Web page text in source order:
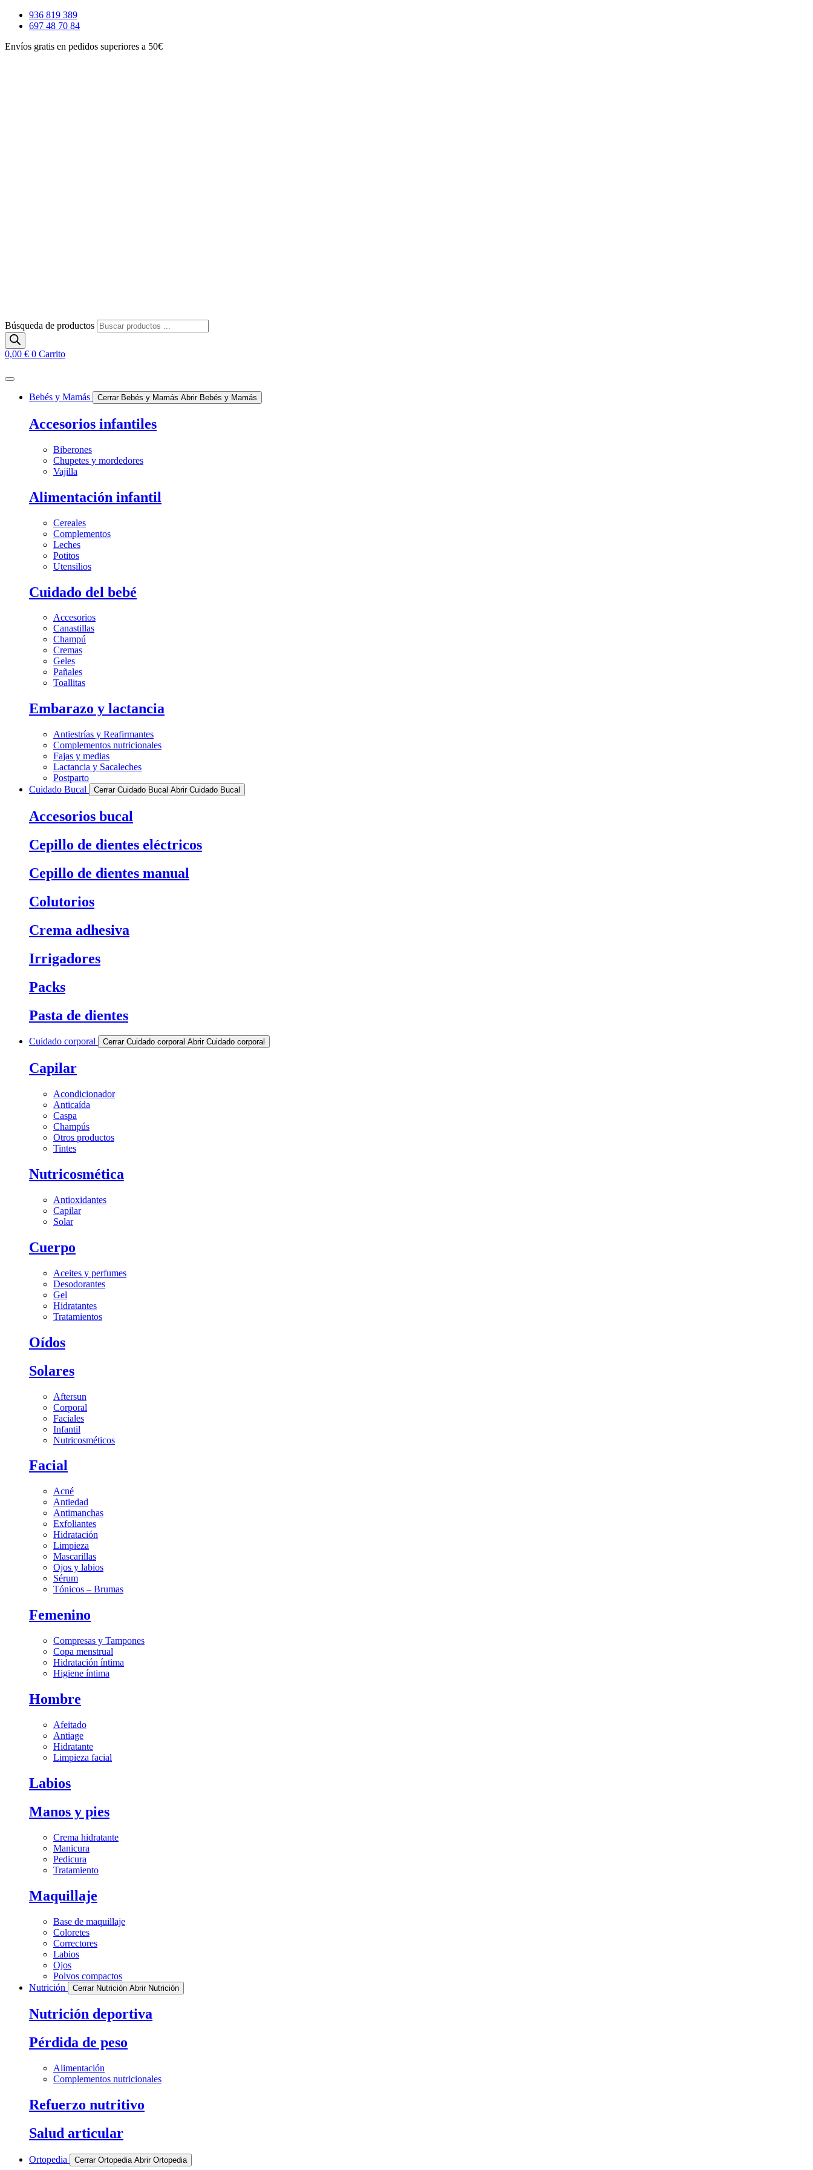
936 819 389
697 48 70 84
Envíos gratis en pedidos superiores a 50€
Búsqueda de productos
0,00 € 0 Carrito
Bebés y Mamás Cerrar Bebés y Mamás Abrir Bebés y Mamás
Accesorios infantiles
Biberones
Chupetes y mordedores
Vajilla
Alimentación infantil
Cereales
Complementos
Leches
Potitos
Utensilios
Cuidado del bebé
Accesorios
Canastillas
Champú
Cremas
Geles
Pañales
Toallitas
Embarazo y lactancia
Antiestrías y Reafirmantes
Complementos nutricionales
Fajas y medias
Lactancia y Sacaleches
Postparto
Cuidado Bucal
Cerrar Cuidado Bucal Abrir Cuidado Bucal
Accesorios bucal
Cepillo de dientes eléctricos
Cepillo de dientes manual
Colutorios
Crema adhesiva
Irrigadores
Packs
Pasta de dientes
Cuidado corporal Cerrar Cuidado corporal Abrir Cuidado corporal
Capilar
Acondicionador
Anticaída
Caspa
Champús
Otros productos
Tintes
Nutricosmética
Antioxidantes
Capilar
Solar
Cuerpo
Aceites y perfumes
Desodorantes
Gel
Hidratantes
Tratamientos
Oídos
Solares
Aftersun
Corporal
Faciales
Infantil
Nutricosméticos
Facial
Acné
Antiedad
Antimanchas
Exfoliantes
Hidratación
Limpieza
Mascarillas
Ojos y labios
Sérum
Tónicos – Brumas
Femenino
Compresas y Tampones
Copa menstrual
Hidratación íntima
Higiene íntima
Hombre
Afeitado
Antiage
Hidratante
Limpieza facial
Labios
Manos y pies
Crema hidratante
Manicura
Pedicura
Tratamiento
Maquillaje
Base de maquillaje
Coloretes
Correctores
Labios
Ojos
Polvos compactos
Nutrición
Cerrar Nutrición Abrir Nutrición
Nutrición deportiva
Pérdida de peso
Alimentación
Complementos nutricionales
Refuerzo nutritivo
Salud articular
Ortopedia Cerrar Ortopedia Abrir Ortopedia